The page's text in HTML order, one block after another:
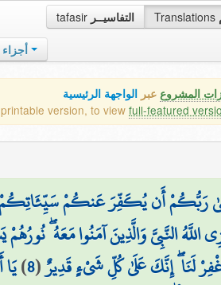
tafasir التفاسيــر Translations
المشروع عبر الواجهة الرئيسية
version, to view full-featured
عَسَىٰ رَبُّكُمْ أَن يُكَفِّرَ عَنكُمْ
النَّبِيَّ وَالَّذِينَ آمَنُوا مَعَهُ ۖ نُورُهُمْ
لَنَا ۖ إِنَّكَ عَلَىٰ كُلِّ شَيْءٍ قَدِيرٌ(
8
)